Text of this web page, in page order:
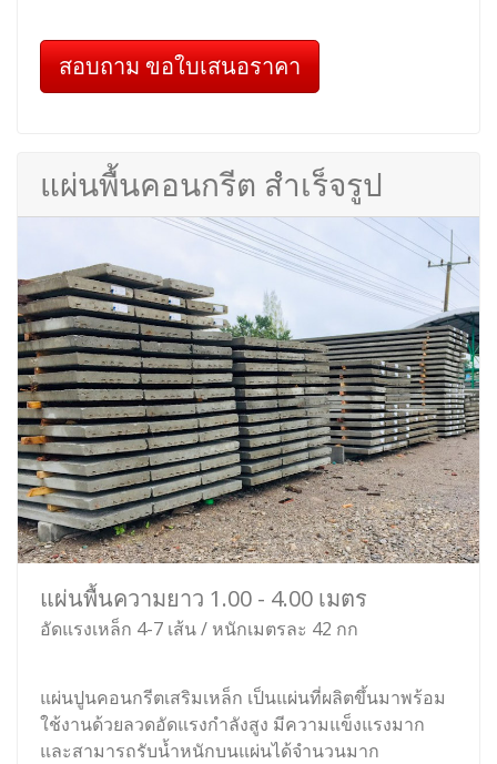
สอบถาม ขอใบเสนอราคา
แผ่นพื้นคอนกรีต สำเร็จรูป
แผ่นพื้นความยาว 1.00 - 4.00 เมตร
อัดแรงเหล็ก 4-7 เส้น / หนักเมตรละ 42 กก
แผ่นปูนคอนกรีตเสริมเหล็ก เป็นแผ่นที่ผลิตขึ้นมาพร้อม
ใช้งานด้วยลวดอัดแรงกำลังสูง มีความแข็งแรงมาก
และสามารถรับน้ำหนักบนแผ่นได้จำนวนมาก